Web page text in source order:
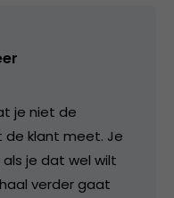
je niet de
de klant meet. Je
je dat wel wilt
verder gaat